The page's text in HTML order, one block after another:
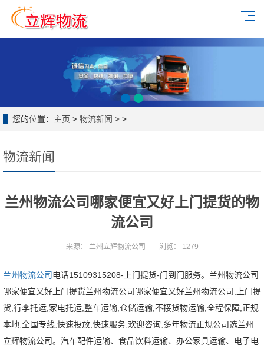
您的位置： 主页 > 物流新闻 > >
物流新闻
兰州物流公司哪家便宜又好上门提货的物
流公司
来源： 兰州立辉物流公司 浏览： 1279
兰州物流公司电话15109315208-上门提货-门到门服务。兰州物流公司
哪家便宜又好上门提货兰州物流公司哪家便宜又好兰州物流公司,上门提
货,行李托运,家电托运,整车运输,仓储运输,不接货物运输,全程保障,正规
本地,全国专线,快速投放,快速服务,欢迎咨询,多年物流正规公司选兰州
立辉物流公司。汽车配件运输、食品饮料运输、办公家具运输、电子电